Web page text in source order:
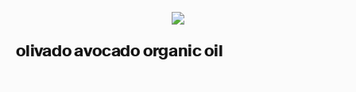
olivado avocado organic oil